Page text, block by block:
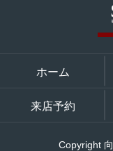
ホーム
来店予約
Copyright